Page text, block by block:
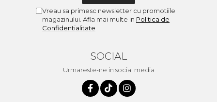
Vreau sa primesc newsletter cu promotiile
magazinului. Afla mai multe in Politica de
Confidentialitate
SOCIAL
Urmareste-ne in social media